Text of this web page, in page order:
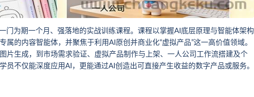
门为期一个月、强落地的实战训练课程。课程以掌握AI底层原理与智能体架构
属的内容智能体，并聚焦于利用AI原创并商业化“虚拟产品”这一高价值领域。
片生成，到市场需求验证、虚拟产品制作与上架、一人公司工作流搭建及个
员不仅能深度应用AI，更能通过AI创造出可直接产生收益的数字产品或服务。